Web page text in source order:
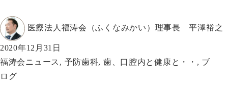
投
者
医療法人福涛会（ふくなみかい）理事長 平澤裕之
投
稿
日:
2020年12月31日
カ
テ
福涛会ニュース , 予防歯科, 歯、口腔内と健康と・・ , ブ
ログ